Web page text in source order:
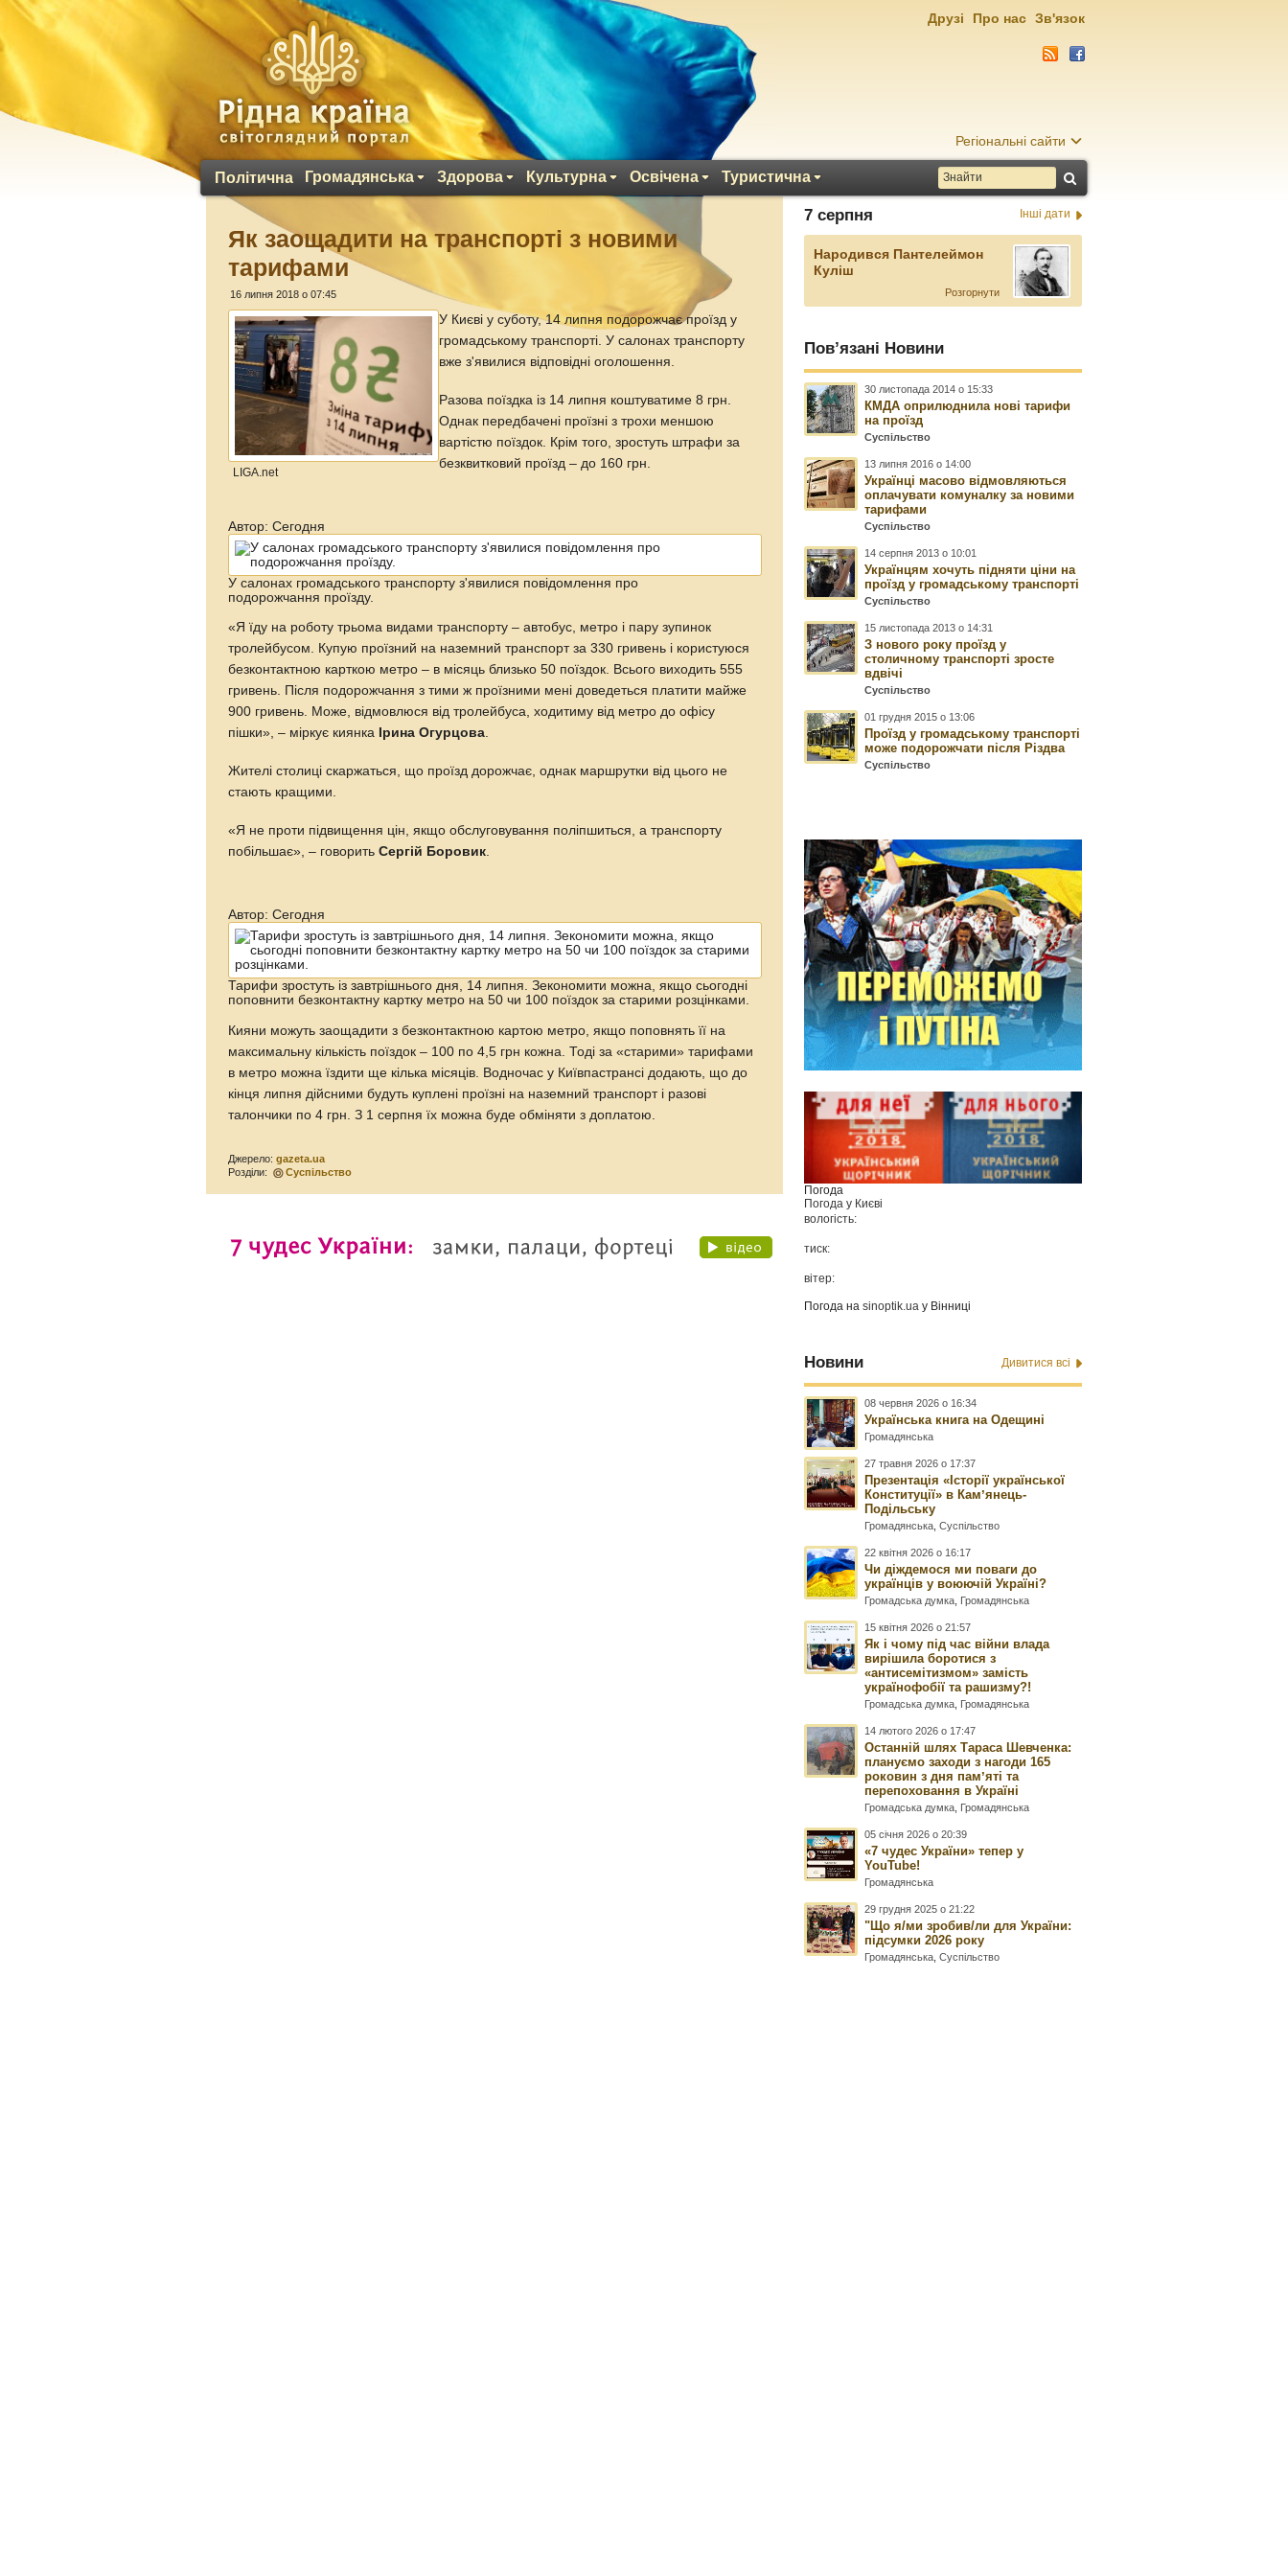
Регіональні сайти
Політична Громадянська Здорова Культурна Освічена Туристична
Друзі Про нас Зв'язок
Як заощадити на транспорті з новими
тарифами
16 липня 2018 о 07:45
LIGA.net
У Києві у суботу, 14 липня подорожчає проїзд у
громадському транспорті. У салонах транспорту
вже з'явилися відповідні оголошення.
Разова поїздка із 14 липня коштуватиме 8 грн.
Однак передбачені проїзні з трохи меншою
вартістю поїздок. Крім того, зростуть штрафи за
безквитковий проїзд – до 160 грн.
Автор: Сегодня
У салонах громадського транспорту з'явилися повідомлення про
подорожчання проїзду.
«Я їду на роботу трьома видами транспорту – автобус, метро і пару зупинок
тролейбусом. Купую проїзний на наземний транспорт за 330 гривень і користуюся
безконтактною карткою метро – в місяць близько 50 поїздок. Всього виходить 555
гривень. Після подорожчання з тими ж проїзними мені доведеться платити майже
900 гривень. Може, відмовлюся від тролейбуса, ходитиму від метро до офісу
пішки», – міркує киянка Ірина Огурцова.
Жителі столиці скаржаться, що проїзд дорожчає, однак маршрутки від цього не
стають кращими.
«Я не проти підвищення цін, якщо обслуговування поліпшиться, а транспорту
побільшає», – говоритьСергій Боровик.
Автор: Сегодня
Тарифи зростуть із завтрішнього дня, 14 липня. Зекономити можна, якщо сьогодні
поповнити безконтактну картку метро на 50 чи 100 поїздок за старими розцінками.
Кияни можуть заощадити з безконтактною картою метро, якщо поповнять її на
максимальну кількість поїздок – 100 по 4,5 грн кожна. Тоді за «старими» тарифами
в метро можна їздити ще кілька місяців. Водночас у Київпастрансі додають, що до
кінця липня дійсними будуть куплені проїзні на наземний транспорт і разові
талончики по 4 грн. З 1 серпня їх можна буде обміняти з доплатою.
Джерело:gazeta.ua
Розділи:
Суспільство
7 серпня Інші дати
Народився Пантелеймон
Куліш
Розгорнути
Пов’язані Новини
30 листопада 2014 о 15:33
КМДА оприлюднила нові тарифи
на проїзд
Суспільство
13 липня 2016 о 14:00
Українці масово відмовляються
оплачувати комуналку за новими
тарифами
Суспільство
14 серпня 2013 о 10:01
Українцям хочуть підняти ціни на
проїзд у громадському транспорті
Суспільство
15 листопада 2013 о 14:31
З нового року проїзд у
столичному транспорті зросте
вдвічі
Суспільство
01 грудня 2015 о 13:06
Проїзд у громадському транспорті
може подорожчати після Різдва
Суспільство
Погода
Погода у Києві
вологість:
тиск:
вітер:
Погода наsinoptik.ua у Вінниці
Новини Дивитися всі
08 червня 2026 о 16:34
Українська книга на Одещині
Громадянська
27 травня 2026 о 17:37
Презентація «Історії української
Конституції» в Камʼянець-
Подільську
Громадянська ,Суспільство
22 квітня 2026 о 16:17
Чи діждемося ми поваги до
українців у воюючій Україні?
Громадська думка Громадянська
15 квітня 2026 о 21:57
Як і чому під час війни влада
вирішила боротися з
«антисемітизмом» замість
українофобії та рашизму?!
Громадська думка Громадянська
14 лютого 2026 о 17:47
Останній шлях Тараса Шевченка:
плануємо заходи з нагоди 165
роковин з дня памʼяті та
перепоховання в Україні
Громадська думка Громадянська
05 січня 2026 о 20:39
«7 чудес України» тепер у
YouTube!
Громадянська
29 грудня 2025 о 21:22
"Що я/ми зробив/ли для України:
підсумки 2026 року
Громадянська ,Суспільство